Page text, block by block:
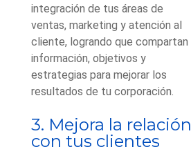
integración de tus áreas de
ventas, marketing y atención al
cliente, logrando que compartan
información, objetivos y
estrategias para mejorar los
resultados de tu corporación.
3. Mejora la relación
con tus clientes